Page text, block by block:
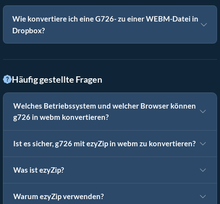
Wie konvertiere ich eine G726- zu einer WEBM-Datei in
Dropbox?
Häufig gestellte Fragen
Welches Betriebssystem und welcher Browser können
g726 in webm konvertieren?
Ist es sicher, g726 mit ezyZip in webm zu konvertieren?
Was ist ezyZip?
Warum ezyZip verwenden?